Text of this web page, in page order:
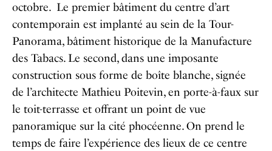
octobre. Le premier bâtiment du centre d’art
contemporain est implanté au sein de la Tour-
Panorama, bâtiment historique de la Manufacture
des Tabacs. Le second, dans une imposante
construction sous forme de boîte blanche, signée
de l’architecte Mathieu Poitevin,en porte-à-faux sur
le toit-terrasse et offrant un point de vue
panoramique sur la cité phocéenne.On prend le
temps de faire l’expérience des lieux de ce centre